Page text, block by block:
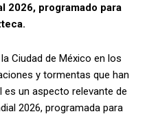
2026, programado para
Ciudad de México en los
y tormentas que han
un aspecto relevante de
2026, programada para